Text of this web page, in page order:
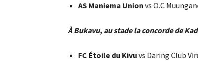
AS Maniema Union vs O.C
À Bukavu, au stade la concorde de
FC Étoile du Kivu vs Daring Club